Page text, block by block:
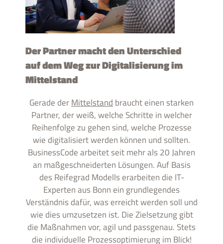
Der Partner macht den Unterschied
auf dem Weg zur Digitalisierung im
Mittelstand
Gerade derMittelstandbraucht einen starken
Partner, der weiß, welche Schritte in welcher
Reihenfolge zu gehen sind, welche Prozesse
wie digitalisiert werden können und sollten.
BusinessCode arbeitet seit mehr als 20 Jahren
an maßgeschneiderten Lösungen. Auf Basis
des Reifegrad Modells erarbeiten die IT-
Experten aus Bonn ein grundlegendes
Verständnis dafür, was erreicht werden soll und
wie dies umzusetzen ist. Die Zielsetzung gibt
die Maßnahmen vor, agil und passgenau. Stets
die individuelle Prozessoptimierung im Blick!